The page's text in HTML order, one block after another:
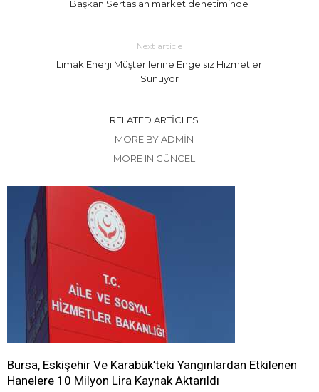
Başkan Sertaslan market denetiminde
Next article
Limak Enerji Müşterilerine Engelsiz Hizmetler
Sunuyor
RELATED ARTICLES
MORE BY ADMIN
MORE IN GÜNCEL
Bursa, Eskişehir Ve Karabük’teki Yangınlardan Etkilenen
Hanelere 10 Milyon Lira Kaynak Aktarıldı